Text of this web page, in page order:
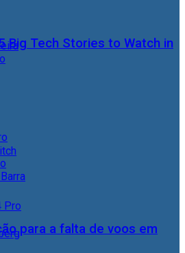
Big Tech Stories to Watch in
Pro
para a falta de voos em